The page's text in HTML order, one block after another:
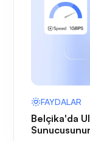
FAYDALAR
Belçika'da